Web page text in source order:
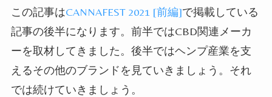
この記事はCANNAFEST 2021 [前編]で掲載している
記事の後半になります。前半ではCBD関連メーカ
ーを取材してきました。後半ではヘンプ産業を支
えるその他のブランドを見ていきましょう。それ
では続けていきましょう。